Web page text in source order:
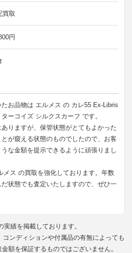
買取
円
お品物は エルメス の カレ55 Ex-Libris
ーコイズ シルクスカーフ です。
りますが、保管状態がとてもよかった
が窺える状態のものでしたので、お客
な金額を提示できるように頑張りまし
メス の買取を強化しております。年数
状態でも査定いたしますので、ぜひ一
績を掲載しております。
ンディションや付属品の有無によっても
額を保証するものではございません。